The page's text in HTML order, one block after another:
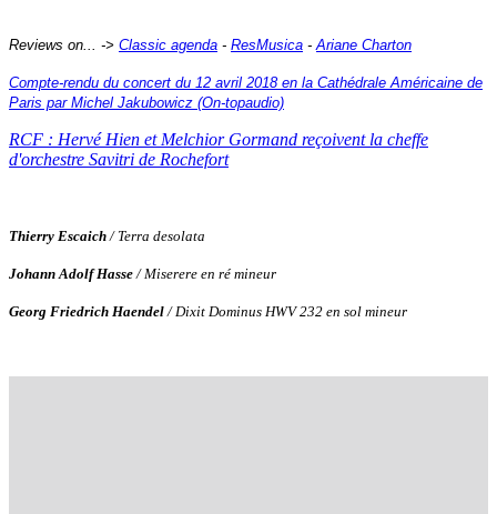
Reviews on... -> Classic agenda - ResMusica - Ariane Charton
Compte-rendu du concert du 12 avril 2018 en la Cathédrale Américaine de
Paris par Michel Jakubowicz (On-topaudio)
RCF : Hervé Hien et Melchior Gormand reçoivent la cheffe
d'orchestre Savitri de Rochefort
Thierry Escaich / Terra desolata
Johann Adolf Hasse / Miserere en ré mineur
Georg Friedrich Haendel / Dixit Dominus HWV 232 en sol mineur